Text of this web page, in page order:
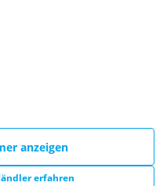
anzeigen
erfahren